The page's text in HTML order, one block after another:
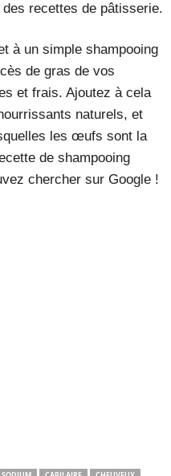
recettes de pâtisserie.
à un simple shampooing
de gras de vos
et frais. Ajoutez à cela
naturels, et
les œufs sont la
de shampooing
chercher sur Google !